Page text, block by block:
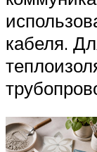
кабеля.